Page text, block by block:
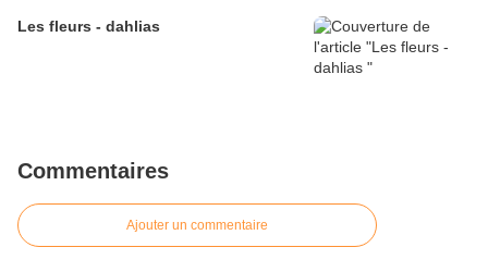
Les fleurs - dahlias
Commentaires
Ajouter un commentaire